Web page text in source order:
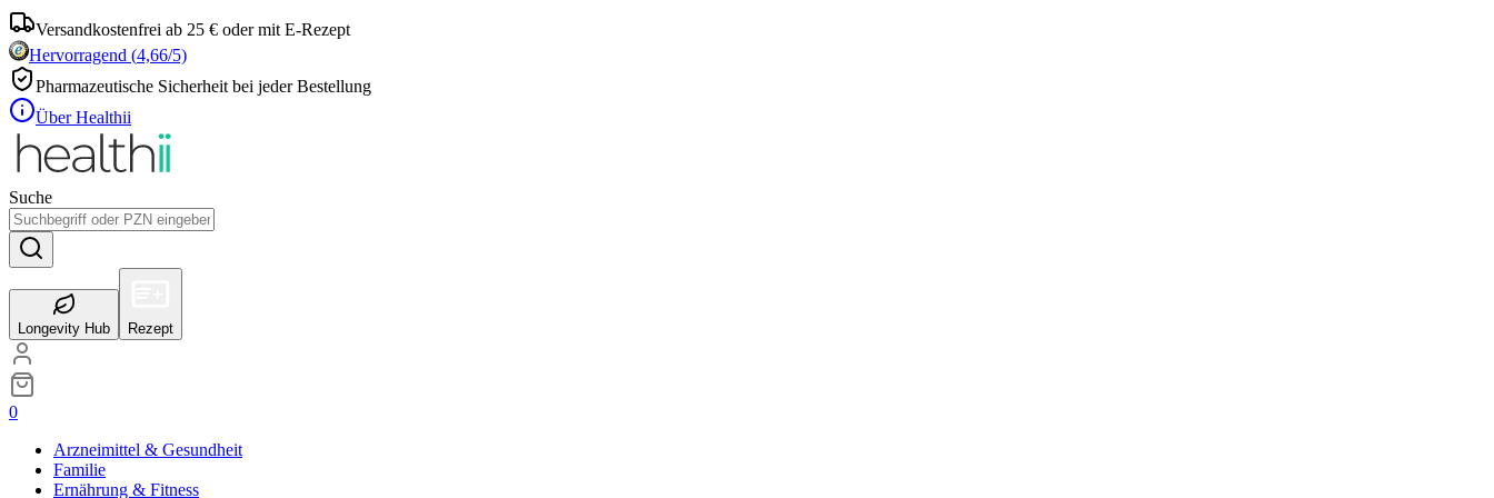
Versandkostenfrei ab 25 € oder mit E-Rezept
Hervorragend (4,66/5)
Pharmazeutische Sicherheit bei jeder Bestellung
Über Healthii
Suche
Longevity Hub Rezept
0
Arzneimittel & Gesundheit
Familie
Ernährung & Fitness